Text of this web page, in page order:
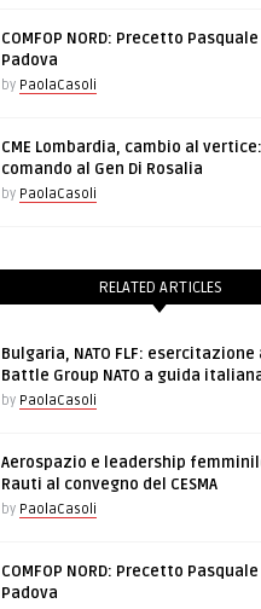
COMFOP NORD: Precetto
Padova
by PaolaCasoli
CME Lombardia, cambio al
comando al Gen Di Rosalia
by PaolaCasoli
RELATED ARTICLES
Bulgaria, NATO FLF:
Battle Group NATO a guida
by PaolaCasoli
Aerospazio e leadership
Rauti al convegno del CESMA
by PaolaCasoli
COMFOP NORD: Precetto
Padova